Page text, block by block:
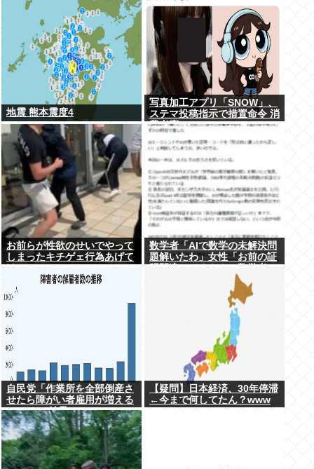
地震 熊本震度4
写真加工アプリ「SNOW」、
ステマ投稿指示で措置命令 消
費者庁
お前らが性欲のせいでやって
しまったキチゲェ行為あげて
数学者「AIで数学の未解決問
題解いたわ」女性「お前の証
「内容デタラメで草。AI使う
のヘタ？」→女性大発狂
自民党「作業所を全部倒産さ
せたら障がい者雇用が増える
のでは 」結果ww
【疑問】日本経済、30年停滞
←今まで何してたん？www